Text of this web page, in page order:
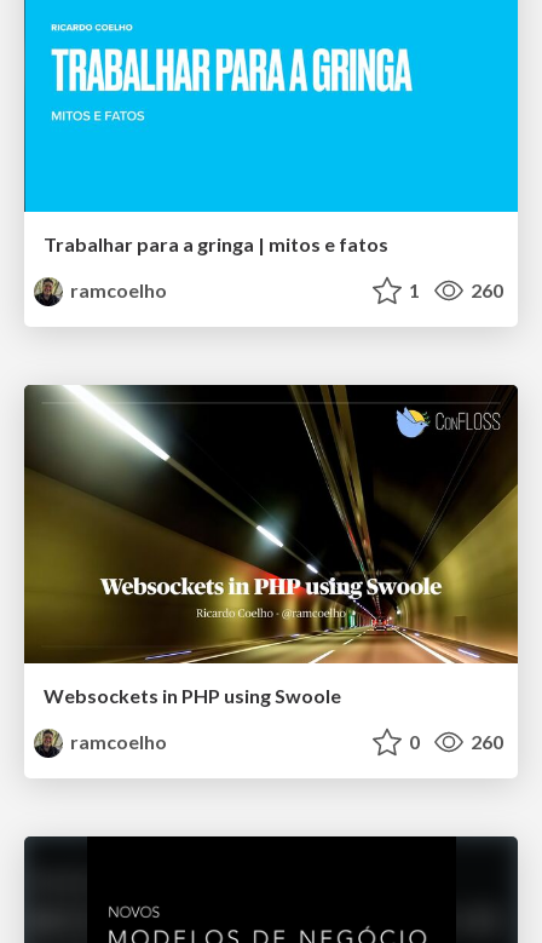
Trabalhar para a gringa | mitos e fatos
ramcoelho
1 260
Websockets in PHP using Swoole
ramcoelho
0 260